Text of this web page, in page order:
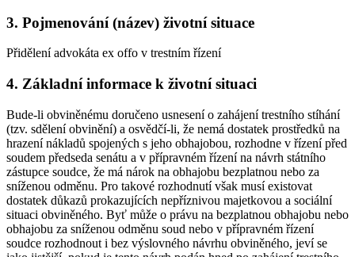
3. Pojmenování (název) životní situace
Přidělení advokáta ex offo v trestním řízení
4. Základní informace k životní situaci
Bude-li obviněnému doručeno usnesení o zahájení trestního stíhání
(tzv. sdělení obvinění) a osvědčí-li, že nemá dostatek prostředků na
hrazení nákladů spojených s jeho obhajobou, rozhodne v řízení před
soudem předseda senátu a v přípravném řízení na návrh státního
zástupce soudce, že má nárok na obhajobu bezplatnou nebo za
sníženou odměnu. Pro takové rozhodnutí však musí existovat
dostatek důkazů prokazujících nepříznivou majetkovou a sociální
situaci obviněného. Byť může o právu na bezplatnou obhajobu nebo
obhajobu za sníženou odměnu soud nebo v přípravném řízení
soudce rozhodnout i bez výslovného návrhu obviněného, jeví se